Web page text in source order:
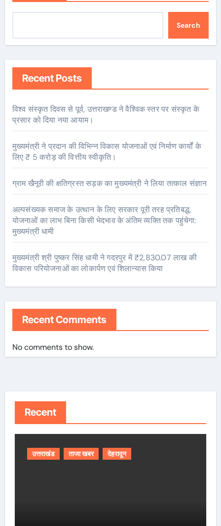
Search
Recent Posts
विश्व संस्कृत दिवस से पूर्व, उत्तराखण्ड ने वैश्विक स्तर पर संस्कृत के
प्रसार को दिया नया आयाम।
मुख्यमंत्री ने प्रदान की विभिन्न विकास योजनाओं एवं निर्माण कार्यों के
लिए ₹ 5 करोड़ की वित्तीय स्वीकृति।
ग्राम खैनूरी की क्षतिग्रस्त सड़क का मुख्यमंत्री ने लिया तत्काल संज्ञान
अल्पसंख्यक समाज के उत्थान के लिए सरकार पूरी तरह प्रतिबद्ध,
योजनाओं का लाभ बिना किसी भेदभाव के अंतिम व्यक्ति तक पहुंचेगा:
मुख्यमंत्री धामी
मुख्यमंत्री श्री पुष्कर सिंह धामी ने गदरपुर में ₹2,830.07 लाख की
विकास परियोजनाओं का लोकार्पण एवं शिलान्यास किया
Recent Comments
No comments to show.
Recent
उत्तराखंड ताजा खबर देहरादून